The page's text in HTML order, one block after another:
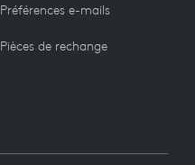
Préférences e-mails
Pièces de rechange